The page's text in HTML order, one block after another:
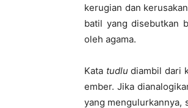
kerugian dan
batil yang disebutkan
oleh agama.
Kata tudludiambil dari
ember. Jika
yang mengulurkannya,